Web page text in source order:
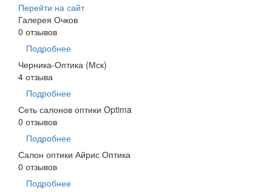
Перейти на сайт
Галерея Очков
0 отзывов
Подробнее
Черника-Оптика (Мск)
4 отзыва
Подробнее
Сеть салонов оптики Optima
0 отзывов
Подробнее
Салон оптики Айрис Оптика
0 отзывов
Подробнее